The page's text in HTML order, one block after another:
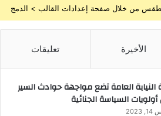
الأخيرة تعليقات
النيابة العامة تضع مواجهة حوادث السير
السياسة الجنائية